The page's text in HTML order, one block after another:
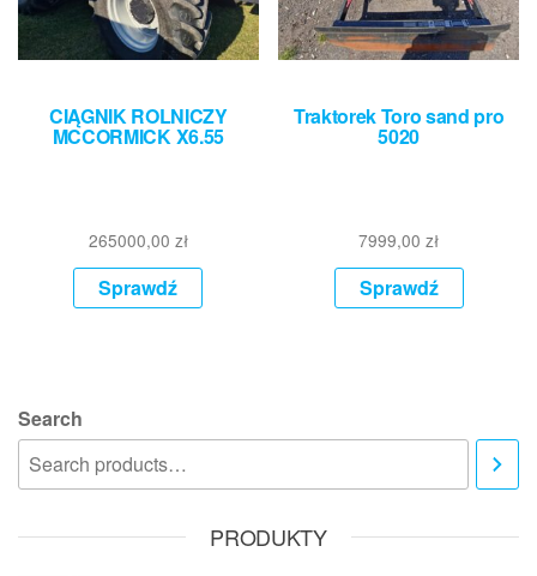
CIĄGNIK ROLNICZY
MCCORMICK X6.55
265000,00 zł
Sprawdź
Traktorek Toro sand pro
5020
7999,00zł
Sprawdź
Search
PRODUKTY